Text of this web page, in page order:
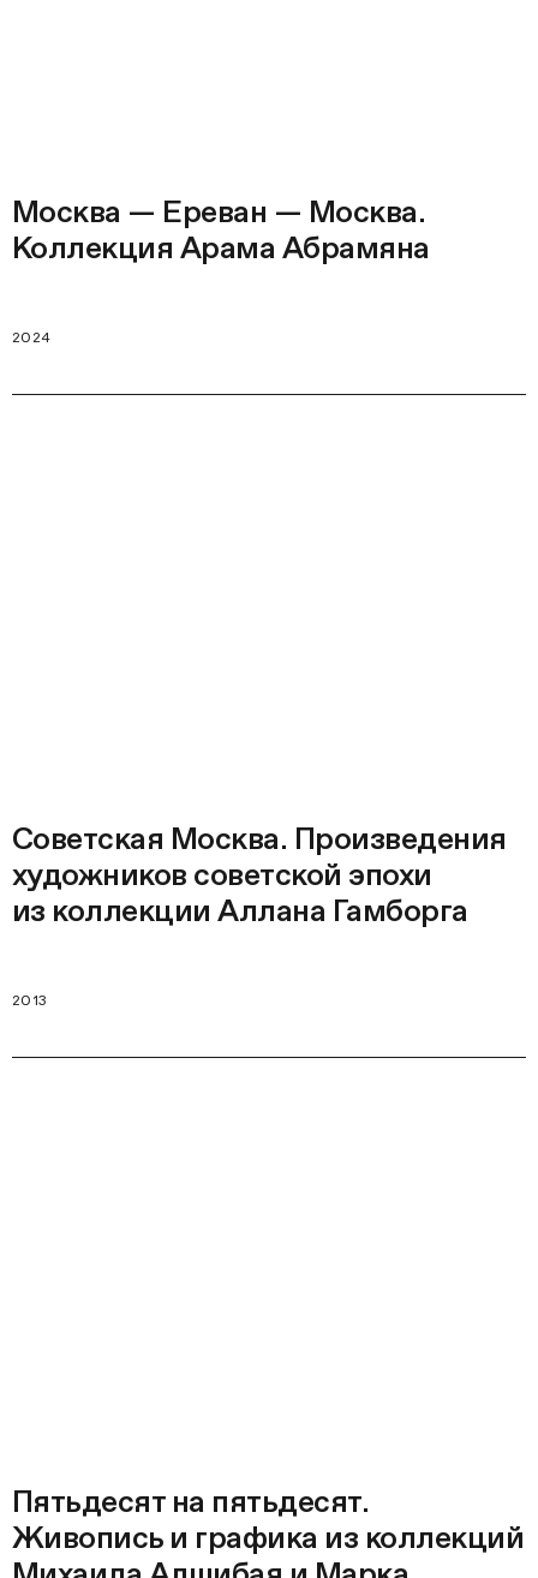
Москва — Ереван — Москва.
Коллекция Арама Абрамяна
2024
Советская Москва. Произведения
художников советской эпохи
из коллекции Аллана Гамборга
2013
Пятьдесят на пятьдесят.
Живопись и графика из коллекций